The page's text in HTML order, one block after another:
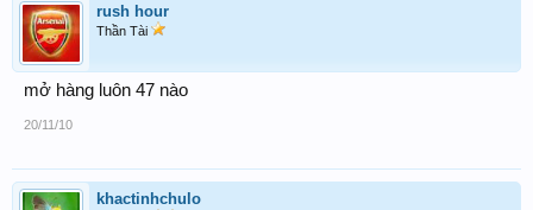
rush hour
Thần Tài
mở hàng luôn 47 nào
20/11/10
khactinhchulo